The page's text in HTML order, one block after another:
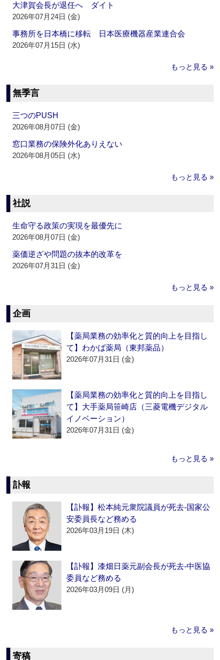
大津賀会長が退任へ ダイト
2026年07月24日 (金)
事務所を日本橋に移転 日本医療機器産業連合会
2026年07月15日 (水)
もっと見る »
無季言
三つのPUSH
2026年08月07日 (金)
窓口業務の保険外化ありえない
2026年08月05日 (水)
もっと見る »
社説
生命守る政策の実現を最優先に
2026年08月07日 (金)
薬価逆ざや問題の抜本的改革を
2026年07月31日 (金)
もっと見る »
企画
【薬局業務の効率化と質的向上を目指し
て】わかば薬局（東邦薬品）
2026年07月31日 (金)
【薬局業務の効率化と質的向上を目指し
て】大手薬局笹崎店（三菱電機デジタル
イノベーション）
2026年07月31日 (金)
もっと見る »
訃報
【訃報】松本純元衆院議員が死去‐国家公
安委員長など務める
2026年03月19日 (木)
【訃報】漆畑日薬元副会長が死去‐中医協
委員など務める
2026年03月09日 (月)
もっと見る »
寄稿